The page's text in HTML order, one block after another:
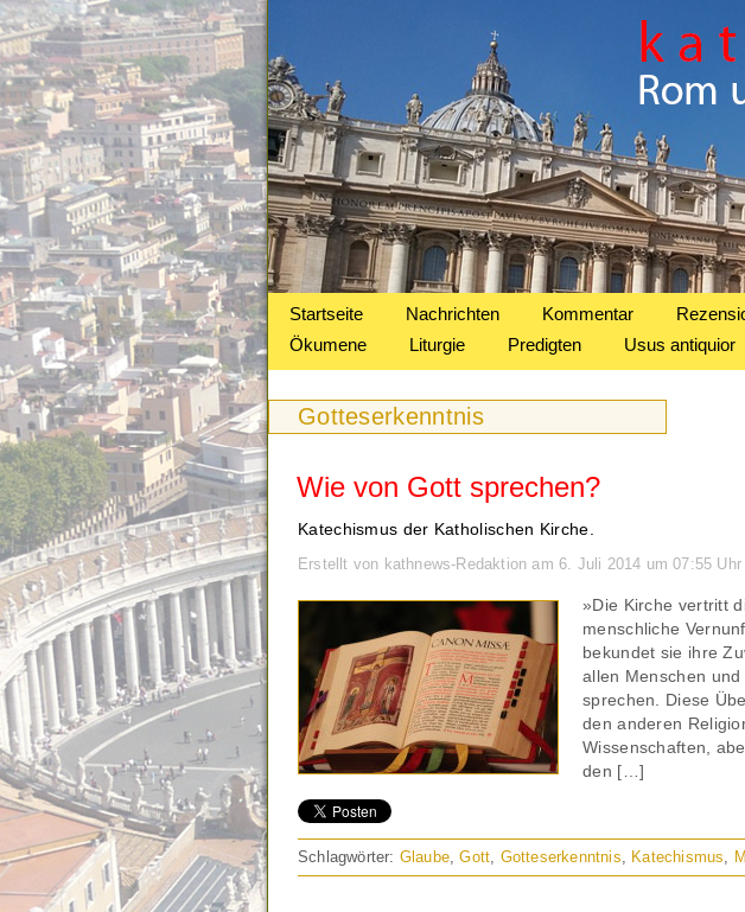
Startseite Nachrichten Kommentar
Ökumene
Liturgie Predigten Usus antiquior
Gotteserkenntnis
Wie von Gott sprechen?
Katechismus der Katholischen Kirche.
Erstellt von kathnews-Redaktion am 6. Juli 2014 um 07:55 Uhr
»Die Kirche vertritt
menschliche
bekundet sie ihre
allen Menschen
sprechen. Diese
den anderen
Wissenschaften,
den […]
Schlagwörter: Glaube,Gott, Gotteserkenntnis, Katechismus,